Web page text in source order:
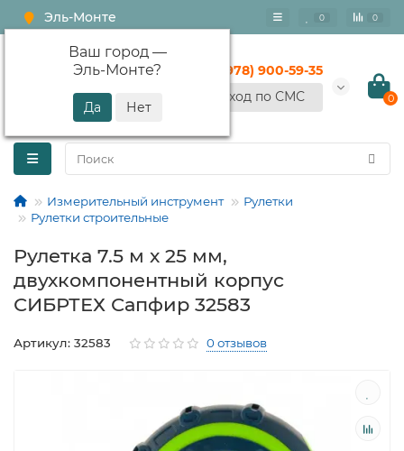
Эль-Монте
Ваш город —
Эль-Монте?
0 0
+7 (978) 900-59-35
Вход по СМС
0
Измерительный инструмент
Рулетки
Рулетки строительные
Рулетка 7.5 м х 25 мм,
двухкомпонентный корпус
СИБРТЕХ Сапфир 32583
Артикул: 32583 0 отзывов